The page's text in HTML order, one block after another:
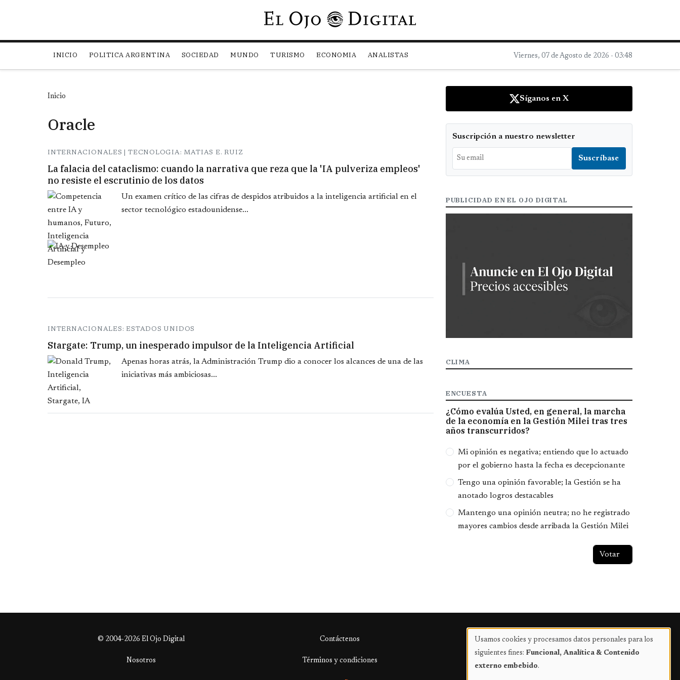
Pasar al contenido principal
INICIO POLITICA ARGENTINA SOCIEDAD MUNDO TURISMO ECONOMIA ANALISTAS Viernes, 07 de Agosto de 2026 - 03:48
Inicio
Oracle
INTERNACIONALES | TECNOLOGIA: MATIAS E. RUIZ
La falacia del cataclismo: cuando la narrativa que reza que la 'IA pulveriza empleos'
no resiste el escrutinio de los datos
Un examen crítico de las cifras de despidos atribuidos a la inteligencia artificial en el
sector tecnológico estadounidense...
INTERNACIONALES: ESTADOS UNIDOS
Stargate: Trump, un inesperado impulsor de la Inteligencia Artificial
Apenas horas atrás, la Administración Trump dio a conocer los alcances de una de las
iniciativas más ambiciosas...
Síganos en X
Suscripción a nuestro newsletter
PUBLICIDAD EN EL OJO DIGITAL
CLIMA
ENCUESTA
¿Cómo evalúa Usted, en general, la marcha
de la economía en la Gestión Milei tras tres
años transcurridos?
Opciones
Mi opinión es negativa; entiendo que lo actuado
por el gobierno hasta la fecha es decepcionante
Tengo una opinión favorable; la Gestión se ha
anotado logros destacables
Mantengo una opinión neutra; no he registrado
mayores cambios desde arribada la Gestión Milei
© 2004-2026 El Ojo Digital Contáctenos Publicidad
Nosotros Términos y condiciones
Uso
de
Usamos cookies y procesamos datos personales para los
siguientes fines: Funcional, Analítica & Contenido
externo embebido.